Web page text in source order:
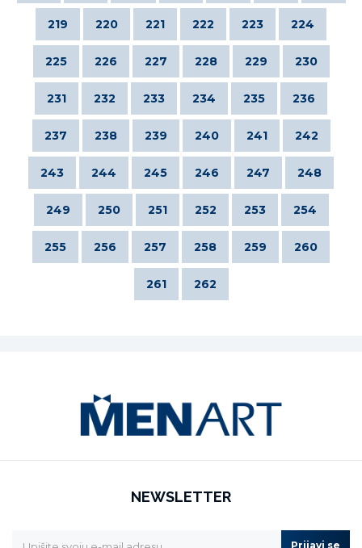
219 220 221 222 223 224
225 226 227 228 229 230
231 232 233 234 235 236
237 238 239 240 241 242
243 244 245 246 247 248
249 250 251 252 253 254
255 256 257 258 259 260
261 262
NEWSLETTER
Prijavi se